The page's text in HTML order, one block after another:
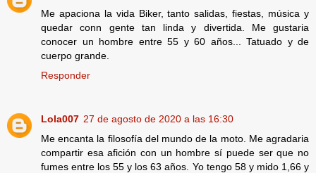
Me apaciona la vida Biker, tanto salidas, fiestas, música y
quedar conn gente tan linda y divertida. Me gustaria
conocer un hombre entre 55 y 60 años... Tatuado y de
cuerpo grande.
Responder
Lola007 27 de agosto de 2020 a las 16:30
Me encanta la filosofía del mundo de la moto. Me agradaria
compartir esa afición con un hombre sí puede ser que no
fumes entre los 55 y los 63 años. Yo tengo 58 y mido 1,66 y